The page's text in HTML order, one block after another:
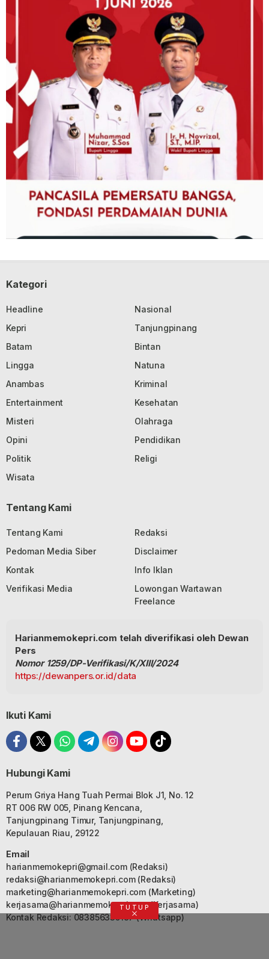
Kategori
Headline
Nasional
Kepri
Tanjungpinang
Batam
Bintan
Lingga
Natuna
Anambas
Kriminal
Entertainment
Kesehatan
Misteri
Olahraga
Opini
Pendidikan
Politik
Religi
Wisata
Tentang Kami
Tentang Kami
Redaksi
Pedoman Media Siber
Disclaimer
Kontak
Info Iklan
Verifikasi Media
Lowongan Wartawan
Freelance
Harianmemokepri.com telah diverifikasi oleh Dewan
Pers
Nomor 1259/DP-Verifikasi/K/XIII/2024
https://dewanpers.or.id/data
Ikuti Kami
Hubungi Kami
Perum Griya Hang Tuah Permai Blok J1, No. 12
RT 006 RW 005, Pinang Kencana,
Tanjungpinang Timur, Tanjungpinang,
Kepulauan Riau, 29122
Email
harianmemokepri@gmail.com(Redaksi)
redaksi@harianmemokepri.com(Redaksi)
marketing@harianmemokepri.com(Marketing)
kerjasama@harianmemokepri.com(Kerjasama)
Kontak Redaksi: 083856335187 (Whatsapp)
TUTUP